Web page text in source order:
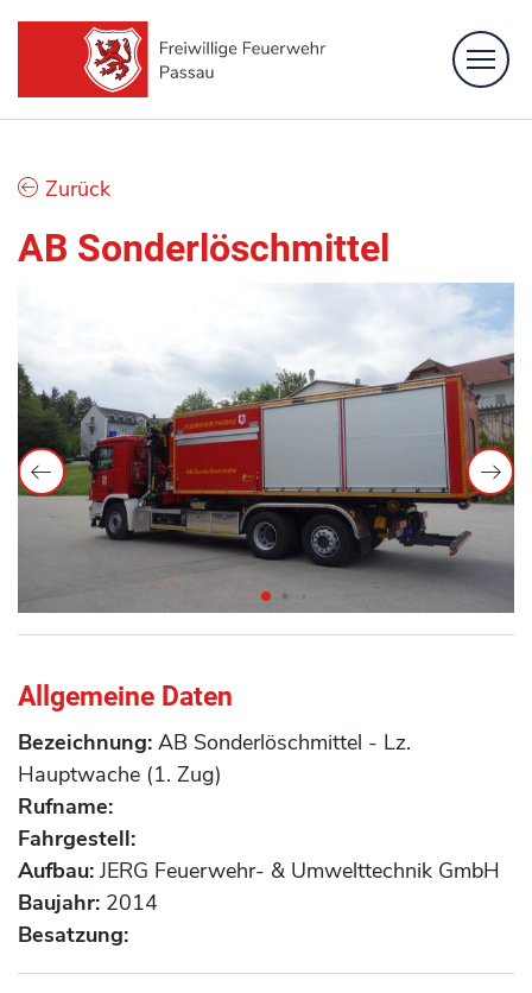
Löschzüge
Fachbereiche
Kontakt
Zurück
AB Sonderlöschmittel
Allgemeine Daten
Bezeichnung: AB Sonderlöschmittel - Lz.
Hauptwache (1. Zug)
Rufname:
Fahrgestell:
Aufbau: JERG Feuerwehr- & Umwelttechnik GmbH
Baujahr: 2014
Besatzung: